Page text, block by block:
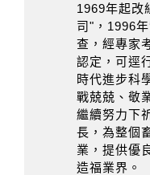
1969年起改
司"，1996
查，經專家
認定，可逕
時代進步科
戰兢兢、敬
繼續努力下
長，為整個
業，提供優
造福業界。